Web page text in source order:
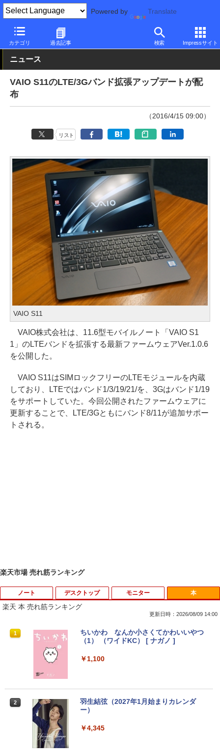
Powered by Translate
カテゴリ 過去記事 検索 Impressサイト
PC Watch パソコン/タブレット/スマートフォン モバイルノート
ニュース
VAIO S11のLTE/3Gバンド拡張アップデートが配
布
（2016/4/15 09:00）
リスト
VAIO S11
VAIO株式会社は、11.6型モバイルノート「VAIO S1
1」のLTEバンドを拡張する最新ファームウェアVer.1.0.6
を公開した。
VAIO S11はSIMロックフリーのLTEモジュールを内蔵
しており、LTEではバンド1/3/19/21/を、3Gはバンド1/19
をサポートしていた。今回公開されたファームウェアに
更新することで、LTE/3Gともにバンド8/11が追加サポー
トされる。
楽天市場 売れ筋ランキング
ノート
1
【★最大100%ポイント】【大特価!訳あ
り!】富士通 LIFEBOOK A576/第6世代 C
晶/USB 3.0/VGA/HDMI/DVD/Office/中古
￥8,999
【マラソンP5倍/10%オフクーポン】中古
デスクトップ モニター
1
富士通 Fujitsu 液晶モニター VL-17CST
17インチ スクエア ホワイト LCD LEDバ
非光沢 ノングレア DVI VESA準拠 ディス
ー シークレット 19インチワイド ノング
本
楽天 本 売れ筋ランキング
更新日時：2026/08/09 14:00
1
ちいかわ なんか小さくてかわいいやつ
（1） （ワイドKC） [ ナガノ ]
￥1,100
2
羽生結弦（2027年1月始まりカレンダ
ー）
￥4,345